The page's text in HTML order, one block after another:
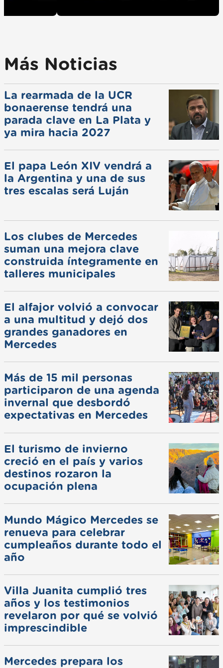
Más Noticias
La rearmada de la UCR
bonaerense tendrá una
parada clave en La Plata y
ya mira hacia 2027
El papa León XIV vendrá a
la Argentina y una de sus
tres escalas será Luján
Los clubes de Mercedes
suman una mejora clave
construida íntegramente en
talleres municipales
El alfajor volvió a convocar
a una multitud y dejó dos
grandes ganadores en
Mercedes
Más de 15 mil personas
participaron de una agenda
invernal que desbordó
expectativas en Mercedes
El turismo de invierno
creció en el país y varios
destinos rozaron la
ocupación plena
Mundo Mágico Mercedes se
renueva para celebrar
cumpleaños durante todo el
año
Villa Juanita cumplió tres
años y los testimonios
revelaron por qué se volvió
imprescindible
Mercedes prepara los